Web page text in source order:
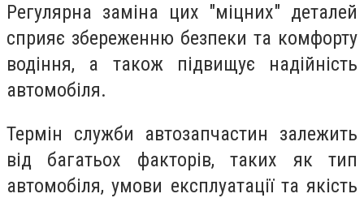
Регулярна заміна цих "міцних" деталей
сприяє збереженню безпеки та комфорту
водіння, а також підвищує надійність
автомобіля.
Термін служби автозапчастин залежить
від багатьох факторів, таких як тип
автомобіля, умови експлуатації та якість